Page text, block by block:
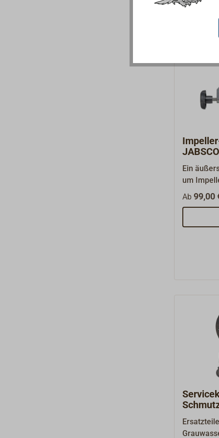
zur
JABSCO
Ein
um
Ab 99,00